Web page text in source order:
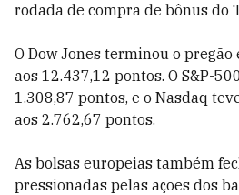
rodada de compra de bônus do
O Dow Jones terminou o pregão
aos 12.437,12 pontos. O S&P-
1.308,87 pontos, e o Nasdaq
aos 2.762,67 pontos.
As bolsas europeias também
pressionadas pelas ações dos